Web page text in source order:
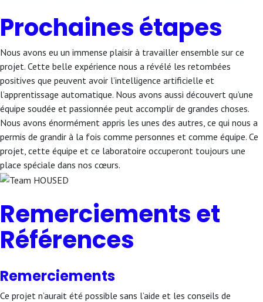
Prochaines étapes
Nous avons eu un immense plaisir à travailler ensemble sur ce
projet. Cette belle expérience nous a révélé les retombées
positives que peuvent avoir l’intelligence artificielle et
l’apprentissage automatique. Nous avons aussi découvert qu’une
équipe soudée et passionnée peut accomplir de grandes choses.
Nous avons énormément appris les unes des autres, ce qui nous a
permis de grandir à la fois comme personnes et comme équipe. Ce
projet, cette équipe et ce laboratoire occuperont toujours une
place spéciale dans nos cœurs.
Remerciements et
Références
Remerciements
Ce projet n’aurait été possible sans l’aide et les conseils de